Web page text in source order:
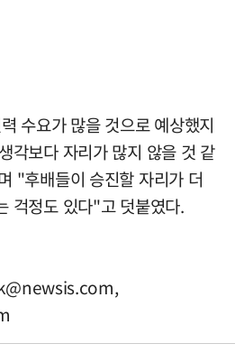
수요가 많을 것으로 예상했지
각보다 자리가 많지 않을 것 같
"후배들이 승진할 자리가 더
걱정도 있다"고 덧붙였다.
,